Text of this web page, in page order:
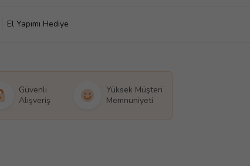
El Yapımı Hediye
Güvenli
Alışveriş
Yüksek Müşteri
Memnuniyeti